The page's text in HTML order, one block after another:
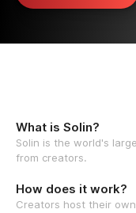
What is Solin?
Solin is the world's
from creators.
How does it work?
Creators host their